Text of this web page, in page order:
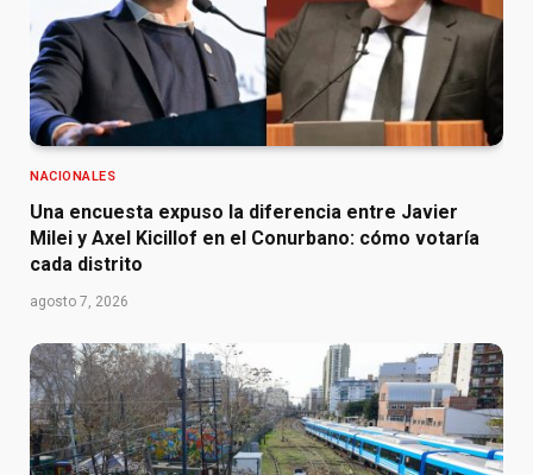
NACIONALES
Una encuesta expuso la diferencia entre Javier
Milei y Axel Kicillof en el Conurbano: cómo votaría
cada distrito
agosto 7, 2026